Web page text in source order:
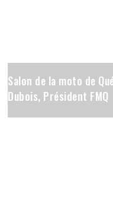
Salon de la moto de
Dubois, Président FMQ